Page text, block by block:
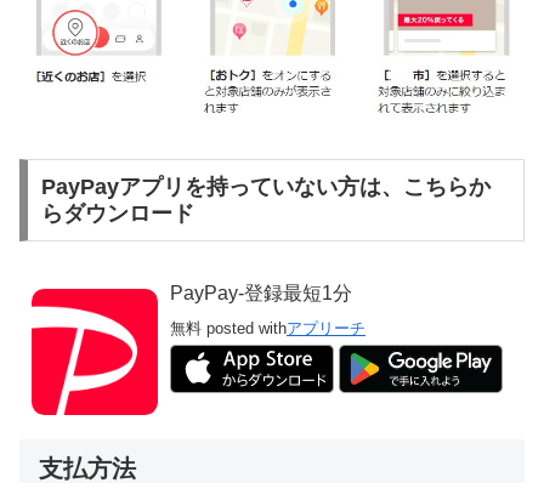
PayPayアプリを持っていない方は、こちらか
らダウンロード
PayPay-登録最短1分
無料 posted withアプリーチ
支払方法